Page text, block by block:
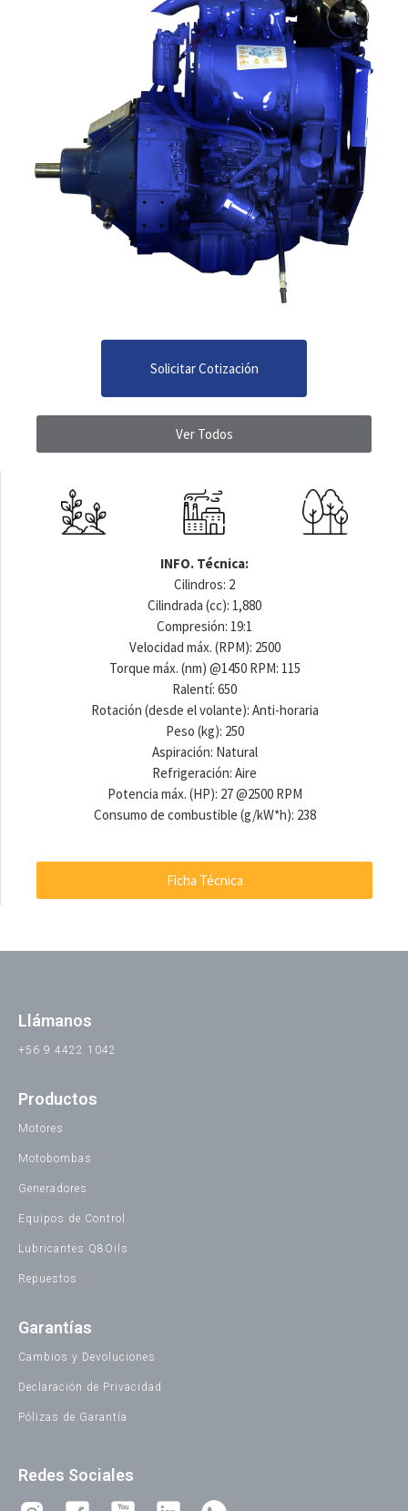
Solicitar Cotización
Ver Todos
INFO. Técnica:
Cilindros: 2
Cilindrada (cc): 1,880
Compresión: 19:1
Velocidad máx. (RPM): 2500
Torque máx. (nm) @1450 RPM: 115
Ralentí: 650
Rotación (desde el volante): Anti-horaria
Peso (kg): 250
Aspiración: Natural
Refrigeración: Aire
Potencia máx. (HP): 27 @2500 RPM
Consumo de combustible (g/kW*h): 238
Ficha Técnica
Llámanos
+56 9 4422 1042
Productos
Motores
Motobombas
Generadores
Equipos de Control
Lubricantes Q8Oils
Repuestos
Garantías
Cambios y Devoluciones
Declaración de Privacidad
Pólizas de Garantía
Redes Sociales